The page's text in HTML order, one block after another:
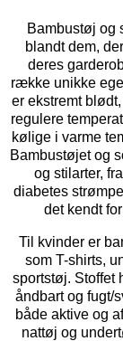
Bambustøj og
blandt dem,
deres
række unikke
er ekstremt
regulere
kølige i varme
Bambustøjet og
og stilarter,
diabetes
det kendt
Til kvinder er
som T-shirts,
sportstøj. Stoffet
åndbart og fugt/
både aktive og
nattøj og